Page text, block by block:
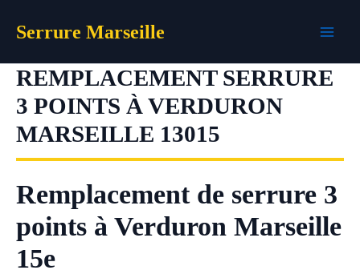
Serrure Marseille
REMPLACEMENT SERRURE
3 POINTS À VERDURON
MARSEILLE 13015
Remplacement de serrure 3
points à Verduron Marseille
15e